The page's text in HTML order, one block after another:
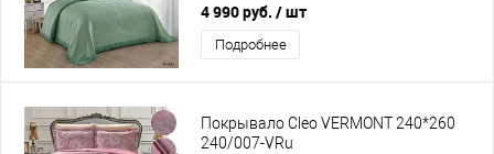
4 990 руб. / шт
Подробнее
Покрывало Cleo VERMONT 240*260
240/007-VRu